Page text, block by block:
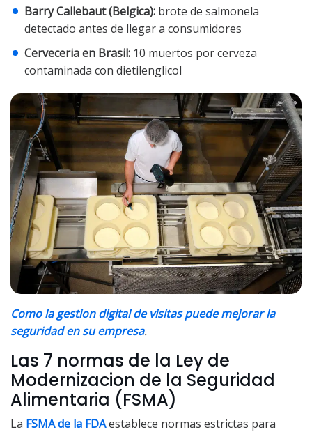
Barry Callebaut (Belgica): brote de salmonela
detectado antes de llegar a consumidores
Cerveceria en Brasil: 10 muertos por cerveza
contaminada con dietilenglicol
Como la gestion digital de visitas puede mejorar la
seguridad en su empresa.
Las 7 normas de la Ley de
Modernizacion de la Seguridad
Alimentaria (FSMA)
La FSMA de la FDAestablece normas estrictas para